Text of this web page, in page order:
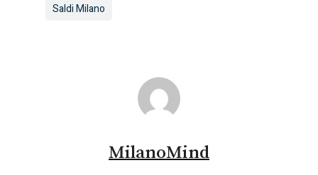
Saldi Milano
MilanoMind